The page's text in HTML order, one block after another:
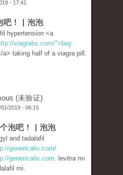
- 17:41
吧！ | 泡泡
hypertension <a
viagrabs.com/">buy
a> taking half of a viagra pill.
(未验证)
2019 - 06:15
泡吧！ | 泡泡
and tadalafil
genericalis.com/
genericalis.com. levitra mı
mi.